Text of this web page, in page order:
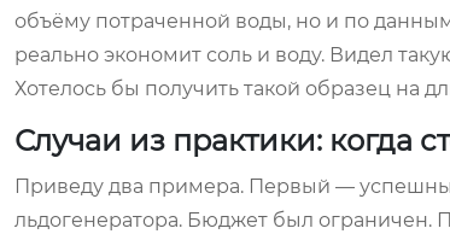
объёму потраченной воды, но и по
реально экономит соль и воду. Видел
Хотелось бы получить такой образец на
Случаи из практики: когда
Приведу два примера. Первый —
льдогенератора. Бюджет был ограничен.